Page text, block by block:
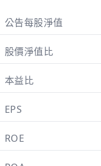
公告每股淨值
股價淨值比
本益比
EPS
ROE